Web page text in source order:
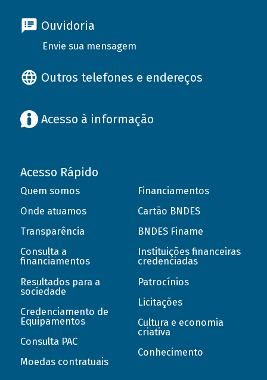
Ouvidoria
Envie sua mensagem
Outros telefones e endereços
Acesso à informação
Acesso Rápido
Quem somos
Onde atuamos
Transparência
Consulta a
financiamentos
Resultados para a
sociedade
Credenciamento de
Equipamentos
Consulta PAC
Moedas contratuais
Financiamentos
Cartão BNDES
BNDES Finame
Instituições financeiras
credenciadas
Patrocínios
Licitações
Cultura e economia
criativa
Conhecimento